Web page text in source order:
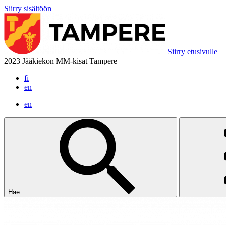
Siirry sisältöön
Siirry etusivulle
2023 Jääkiekon MM-kisat Tampere
fi
en
en
Hae